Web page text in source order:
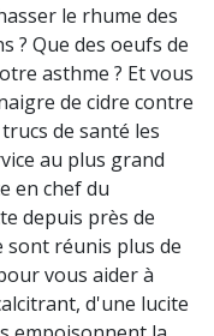
le rhume des
? Que des oeufs de
asthme ? Et vous
de cidre contre
de santé les
au plus grand
en chef du
depuis près de
sont réunis plus de
vous aider à
d'une lucite